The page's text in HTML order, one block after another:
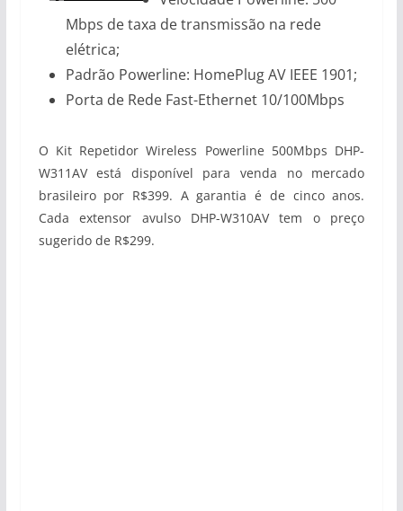
Mbps de taxa de transmissão na rede
elétrica;
Padrão Powerline: HomePlug AV IEEE 1901;
Porta de Rede Fast-Ethernet 10/100Mbps
O Kit Repetidor Wireless Powerline 500Mbps DHP-
W311AV está disponível para venda no mercado
brasileiro por R$399. A garantia é de cinco anos.
Cada extensor avulso DHP-W310AV tem o preço
sugerido de R$299.